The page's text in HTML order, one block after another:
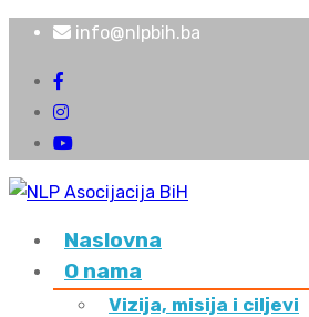
info@nlpbih.ba
Naslovna
O nama
Vizija, misija i ciljevi